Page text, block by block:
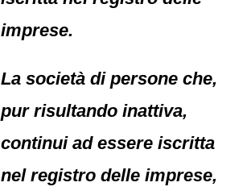
imprese.
La società di persone che,
pur risultando inattiva,
continui ad essere iscritta
nel registro delle imprese,